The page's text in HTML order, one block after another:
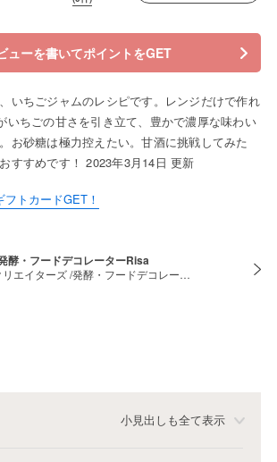
ューを書いてポイントをGET
いちごジャムのレシピです。レンジだけで作れ
いちごの甘さを引き立て、豊かで濃厚な味わい
お砂糖は極力控えたい。甘酒に挑戦してみた
すすめです！ 2023年3月14日 更新
トカードGET！
酵・フードデコレーターRisa
エイターズ /発酵・フードデコレー…
小見出しも全て表示